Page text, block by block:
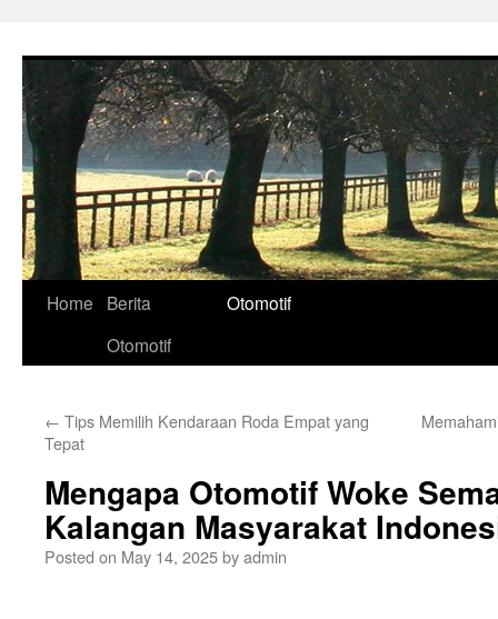
Home
Berita
Otomotif
Otomotif
← Tips Memilih Kendaraan Roda Empat yang
Tepat
Mengapa Otomotif Woke
Kalangan Masyarakat
Posted on May 14, 2025byadmin